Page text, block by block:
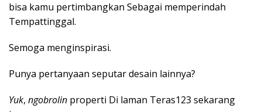
bisa kamu pertimbangkan Sebagai memperindah
Tempattinggal.
Semoga menginspirasi.
Punya pertanyaan seputar desain lainnya?
Yuk, ngobrolin properti Di laman Teras123 sekarang